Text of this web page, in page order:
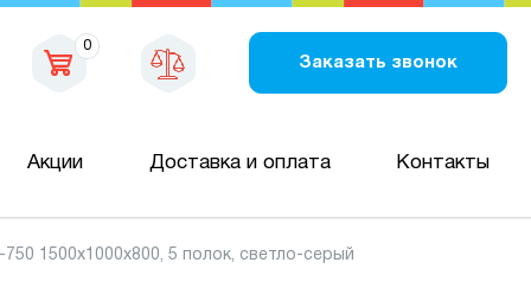
0
Заказать звонок
Акции Доставка и оплата Контакты
1500х1000х800, 5 полок, светло-серый